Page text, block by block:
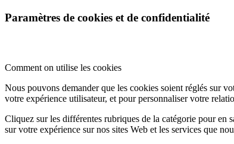
Paramètres de cookies et de confidentialité
Comment on utilise les cookies
Nous pouvons demander que les cookies soient réglés sur
votre expérience utilisateur, et pour personnaliser votre
Cliquez sur les différentes rubriques de la catégorie pour en
sur votre expérience sur nos sites Web et les services que